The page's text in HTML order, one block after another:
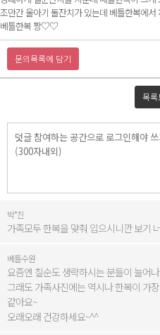
조만간 울아기 돌잔치가 있는데 베틀한복에서
베틀한복 짱♡♡
문의목록에 담기
목록
박*진
가족모두 한복을 맞춰 입으시니깐 보기
베틀수원
요즘엔 칠순도 생략하시는 분들이 늘어
그래도 가족사진에는 역시나 한복이 가
같아요~
오래오래 건강하세요~^^